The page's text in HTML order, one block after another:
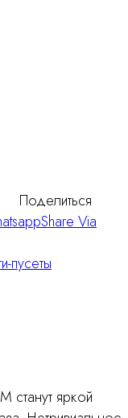
Поделиться
Share Via
пусеты
станут яркой